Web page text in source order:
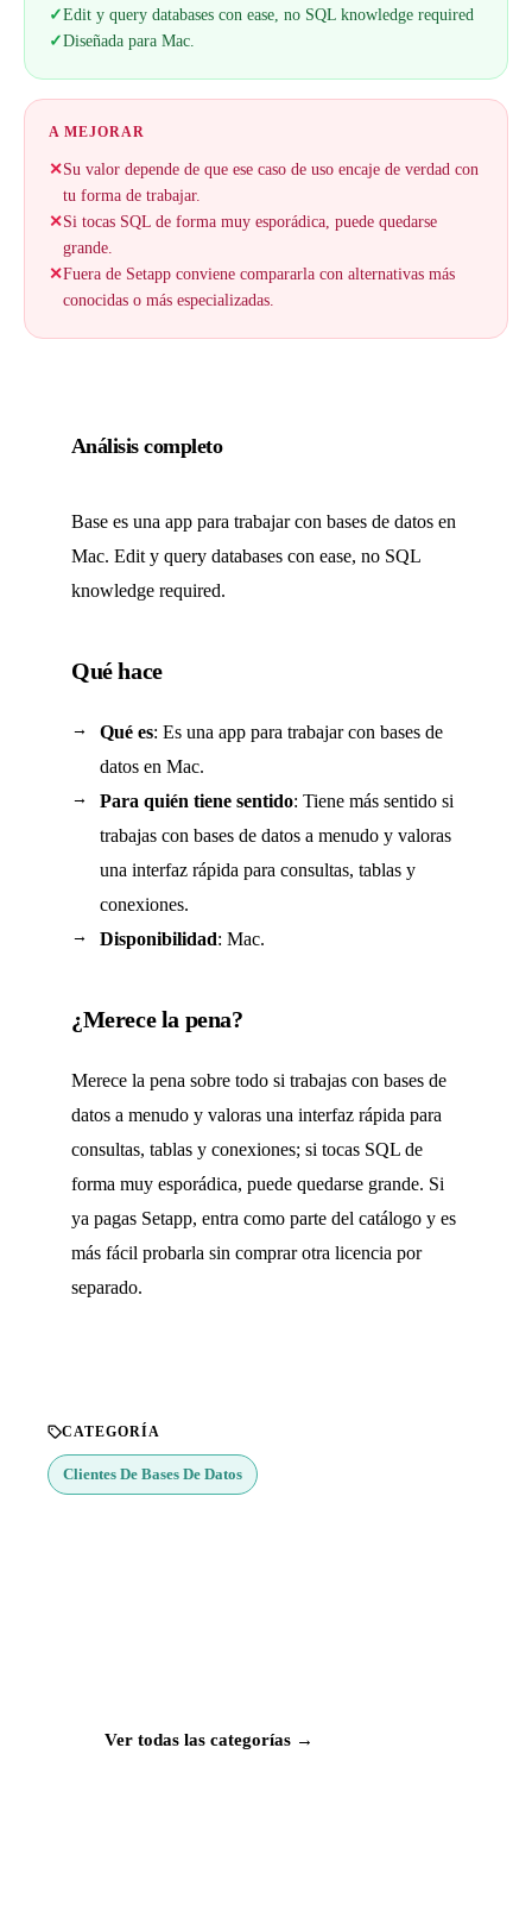
✓Edit y query databases con ease, no SQL knowledge required
✓Diseñada para Mac.
A MEJORAR
✕Su valor depende de que ese caso de uso encaje de verdad con
tu forma de trabajar.
✕Si tocas SQL de forma muy esporádica, puede quedarse
grande.
✕Fuera de Setapp conviene compararla con alternativas más
conocidas o más especializadas.
Análisis completo
Base es una app para trabajar con bases de datos en
Mac. Edit y query databases con ease, no SQL
knowledge required.
Qué hace
Qué es: Es una app para trabajar con bases de
datos en Mac.
Para quién tiene sentido: Tiene más sentido si
trabajas con bases de datos a menudo y valoras
una interfaz rápida para consultas, tablas y
conexiones.
Disponibilidad: Mac.
¿Merece la pena?
Merece la pena sobre todo si trabajas con bases de
datos a menudo y valoras una interfaz rápida para
consultas, tablas y conexiones; si tocas SQL de
forma muy esporádica, puede quedarse grande. Si
ya pagas Setapp, entra como parte del catálogo y es
más fácil probarla sin comprar otra licencia por
separado.
CATEGORÍA
Clientes De Bases De Datos
Ver todas las categorías →